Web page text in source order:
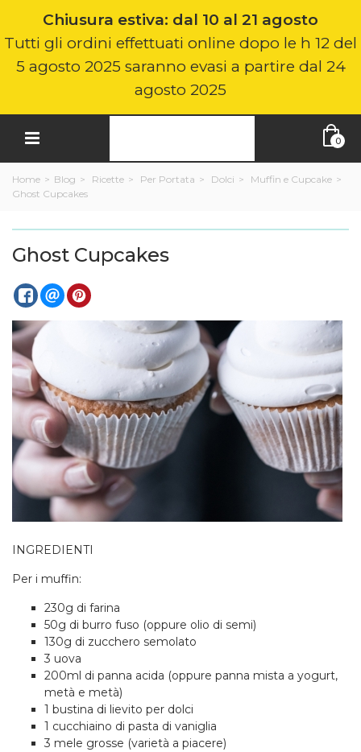
Chiusura estiva: dal 10 al 21 agosto
Tutti gli ordini effettuati online dopo le h 12 del
5 agosto 2025 saranno evasi a partire dal 24
agosto 2025
0
Home > Blog > Ricette > Per Portata > Dolci > Muffin e Cupcake >
Ghost Cupcakes
Ghost Cupcakes
INGREDIENTI
Per i muffin:
230g di farina
50g di burro fuso (oppure olio di semi)
130g di zucchero semolato
3 uova
200ml di panna acida (oppure panna mista a yogurt,
metà e metà)
1 bustina di lievito per dolci
1 cucchiaino di pasta di vaniglia
3 mele grosse (varietà a piacere)